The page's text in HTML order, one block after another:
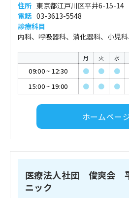
住所 東京都江戸川区平井6-15-14
電話 03-3613-5548
診療科目
内科、呼吸器科、消化器科、小児
月 火 水
09:00~ 12:30 ● ● ●
15:00~ 19:00 ● ● ●
ホームペー
医療法人社団 俊爽会
ニック